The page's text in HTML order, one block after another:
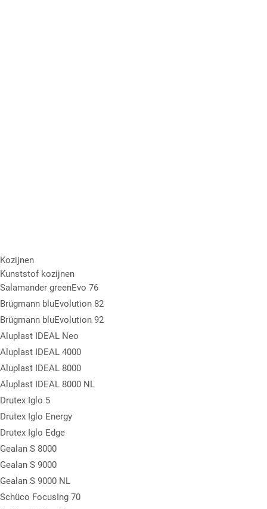
Kozijnen
Kunststof kozijnen
Salamander greenEvo 76
Brügmann bluEvolution 82
Brügmann bluEvolution 92
Aluplast IDEAL Neo
Aluplast IDEAL 4000
Aluplast IDEAL 8000
Aluplast IDEAL 8000 NL
Drutex Iglo 5
Drutex Iglo Energy
Drutex Iglo Edge
Gealan S 8000
Gealan S 9000
Gealan S 9000 NL
Schüco FocusIng 70